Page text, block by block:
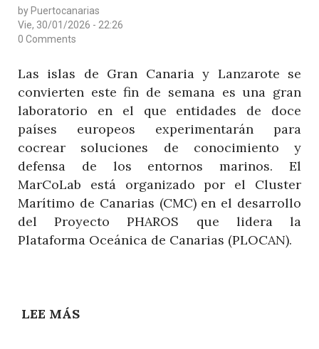
PALMAS
ENERGÉTICA
PARA
GRAN
CANARIA
by Puertocanarias
Vie, 30/01/2026 - 22:26
0 Comments
Las islas de Gran Canaria y Lanzarote se
convierten este fin de semana es una gran
laboratorio en el que entidades de doce
países europeos experimentarán para
cocrear soluciones de conocimiento y
defensa de los entornos marinos. El
MarCoLab está organizado por el Cluster
Marítimo de Canarias (CMC) en el desarrollo
del Proyecto PHAROS que lidera la
Plataforma Oceánica de Canarias (PLOCAN).
LEE MÁS